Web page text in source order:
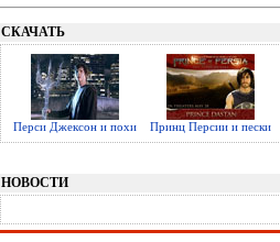
СКАЧАТЬ
Перси Джексон и похи Принц Персии и пески
НОВОСТИ